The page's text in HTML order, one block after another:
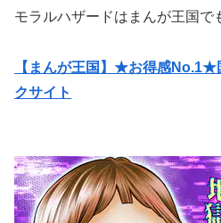
モラルハザードはまんが王国で
【まんが王国】★お得感No.1★
クサイト